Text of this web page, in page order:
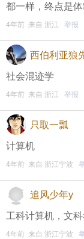
都一样，终点是体
4年前 来自 浙江 举报
西伯利亚狼
社会混迹学
4年前 来自 浙江 举报
只取一瓢
计算机
4年前 来自 浙江宁波
追风少年y
工科计算机，文
4年前 来自 浙江宁波